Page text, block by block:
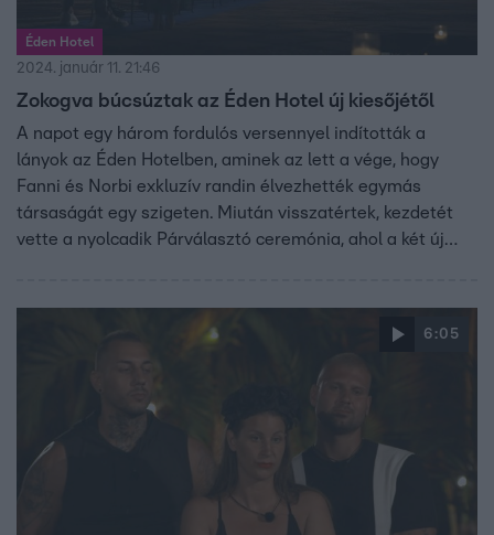
Éden Hotel
2024. január 11. 21:46
Zokogva búcsúztak az Éden Hotel új kiesőjétől
A napot egy három fordulós versennyel indították a
lányok az Éden Hotelben, aminek az lett a vége, hogy
Fanni és Norbi exkluzív randin élvezhették egymás
társaságát egy szigeten. Miután visszatértek, kezdetét
vette a nyolcadik Párválasztó ceremónia, ahol a két új
6:05